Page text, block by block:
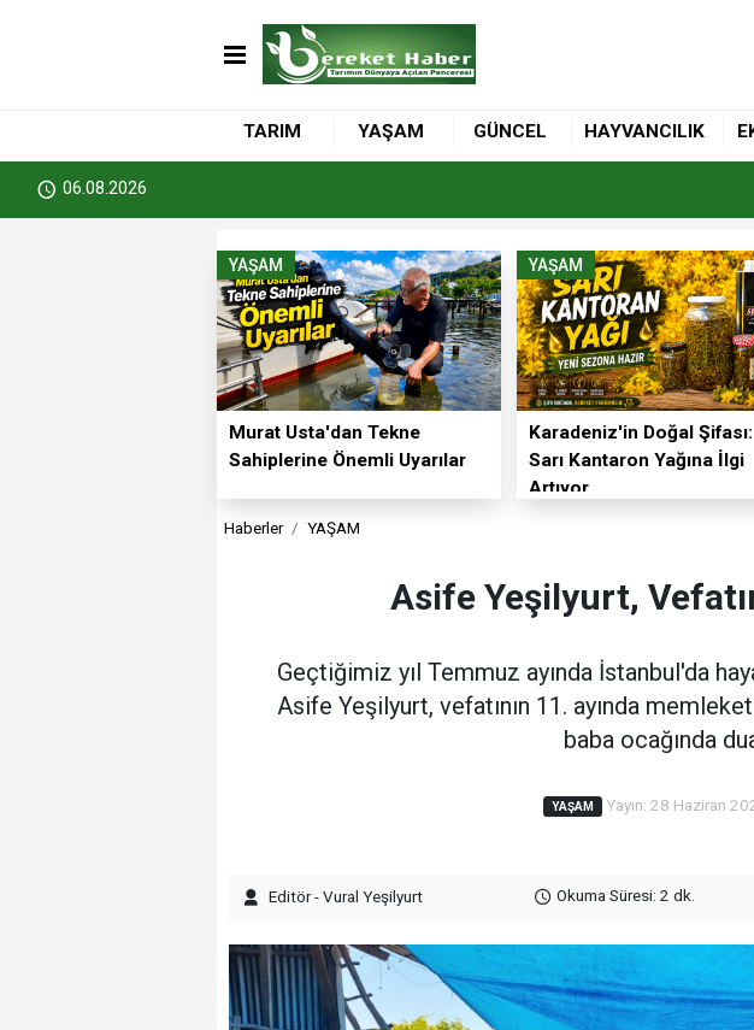
TARIM YAŞAM GÜNCEL HAYVANCILIK
06.08.2026
YAŞAM
Murat Usta'dan Tekne
Sahiplerine Önemli Uyarılar
YAŞAM
Karadeniz'in Doğal Şifası:
Sarı Kantaron Yağına İlgi
Artıyor
Haberler YAŞAM
Asife Yeşilyurt,
Geçtiğimiz yıl Temmuz ayında İstanbul'da
Asife Yeşilyurt, vefatının 11. ayında
baba ocağında
YAŞAM Yayın: 28 Haziran
Editör - Vural Yeşilyurt Okuma Süresi: 2 dk.